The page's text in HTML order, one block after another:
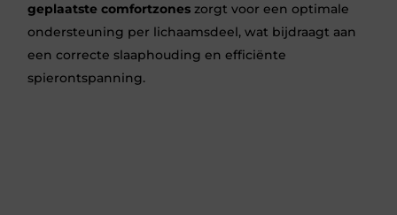
geplaatste comfortzoneszorgt voor een optimale
ondersteuning per lichaamsdeel, wat bijdraagt aan
een correcte slaaphouding en efficiënte
spierontspanning.